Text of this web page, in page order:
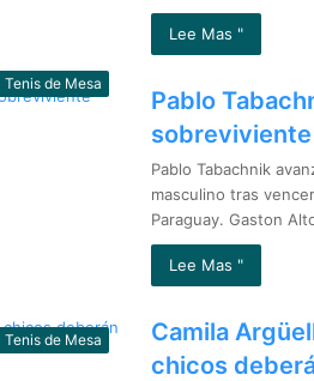
Lee Mas "
Tenis de Mesa
Pablo
sobreviviente
Pablo Tabachnik
masculino tras
Paraguay. Gaston
Lee Mas "
Tenis de Mesa
Camila
chicos